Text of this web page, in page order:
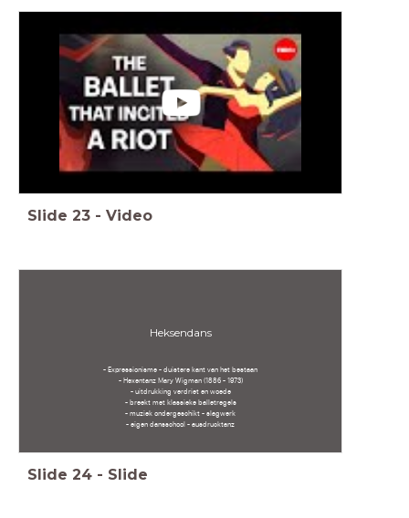
Slide 23 - Video
Heksendans
- Expressionisme - duistere kant van het bestaan
- Hexentanz Mary Wigman (1886 - 1973)
- uitdrukking verdriet en woede
- breekt met klassieke balletregels
- muziek ondergeschikt - slagwerk
- eigen dansschool - ausdrucktanz
Slide 24 - Slide